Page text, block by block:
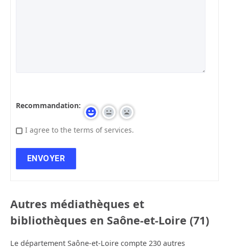
Recommandation:
I agree to the terms of services.
Autres médiathèques et
bibliothèques en Saône-et-Loire (71)
Le département Saône-et-Loire compte 230 autres